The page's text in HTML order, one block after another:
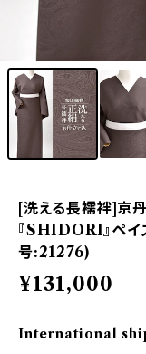
[洗える長襦袢]京
『SHIDORI』ペ
号:21276)
¥131,000
International